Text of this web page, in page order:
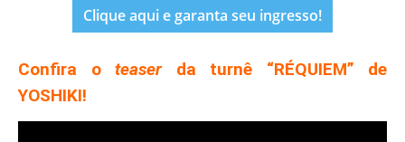
Clique aqui e garanta seu ingresso!
Confira o teaserda turnê “RÉQUIEM” de
YOSHIKI!